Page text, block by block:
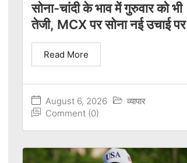
सोना-चांदी के भाव में गुरुवार को भी
तेजी, MCX पर सोना नई उचाई पर
August 6, 2026
व्यापार
Comment (0)
Read More